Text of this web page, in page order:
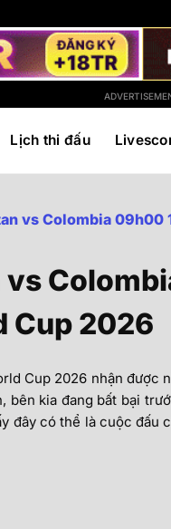
Lịch thi đấu
vs Colombia
vs
Cup 2026
Cup 2026 nhận được
kia đang bất bại
đây có thể là cuộc đấu